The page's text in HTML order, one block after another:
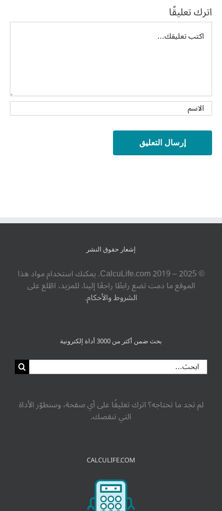
اترك تعليقًا
تعليق
إشعار حقوق النشر
© ‎CalcuLife.com‎ 2019 – 2025. يمكنك استخدام مواد هذا
الموقع ما دمت تضع رابطًا راجعًا إلينا. للمزيد، اطّلع على
الشروط والأحكام.
بحث ضمن أكثر من 3000 أداة إلكترونية
لم تجد ما تحتاجه؟ اترك تعليقًا على أي صفحة، وسنطوّر الأداة
التي تنقصك.
CALCULIFE.COM